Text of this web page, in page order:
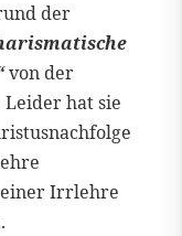
der
von der
hat sie
einer Irrlehre